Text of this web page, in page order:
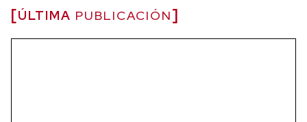
ÚLTIMA PUBLICACIÓN